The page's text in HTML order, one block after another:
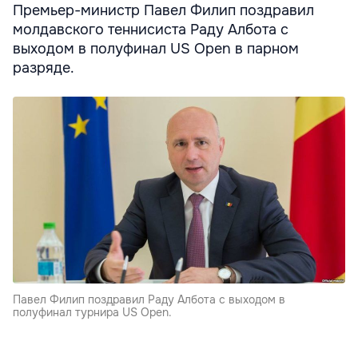
Премьер-министр Павел Филип поздравил
молдавского теннисиста Раду Албота с
выходом в полуфинал US Open в парном
разряде.
Павел Филип поздравил Раду Албота с выходом в
полуфинал турнира US Open.